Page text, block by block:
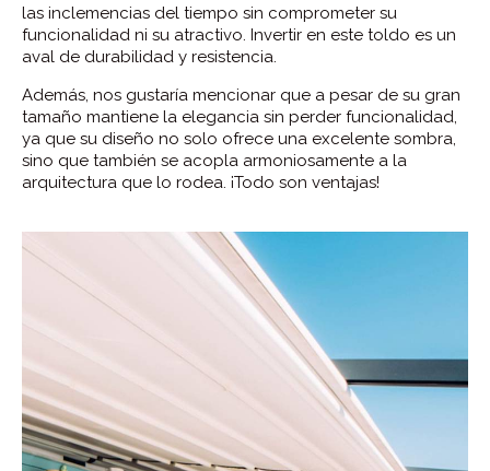
las inclemencias del tiempo sin comprometer su
funcionalidad ni su atractivo. Invertir en este toldo es un
aval de durabilidad y resistencia.
Además, nos gustaría mencionar que a pesar de su gran
tamaño mantiene la elegancia sin perder funcionalidad,
ya que su diseño no solo ofrece una excelente sombra,
sino que también se acopla armoniosamente a la
arquitectura que lo rodea. ¡Todo son ventajas!